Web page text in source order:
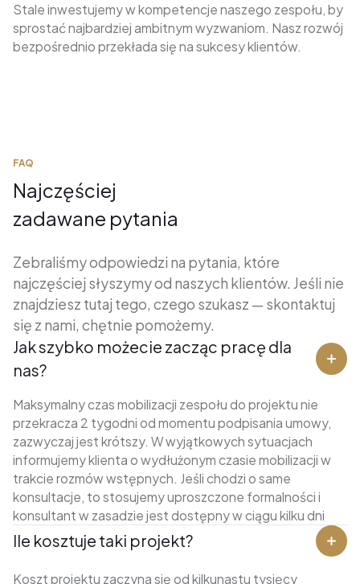
Stale inwestujemy w kompetencje naszego zespołu, by
sprostać najbardziej ambitnym wyzwaniom. Nasz rozwój
bezpośrednio przekłada się na sukcesy klientów.
FAQ
Najczęściej
zadawane pytania
Zebraliśmy odpowiedzi na pytania, które
najczęściej słyszymy od naszych klientów. Jeśli nie
znajdziesz tutaj tego, czego szukasz — skontaktuj
się z nami, chętnie pomożemy.
Jak szybko możecie zacząc pracę dla
nas?
Maksymalny czas mobilizacji zespołu do projektu nie
przekracza 2 tygodni od momentu podpisania umowy,
zazwyczaj jest krótszy. W wyjątkowych sytuacjach
informujemy klienta o wydłużonym czasie mobilizacji w
trakcie rozmów wstępnych. Jeśli chodzi o same
konsultacje, to stosujemy uproszczone formalności i
konsultant w zasadzie jest dostępny w ciągu kilku dni
Ile kosztuje taki projekt?
Koszt projektu zaczyna się od kilkunastu tysięcy